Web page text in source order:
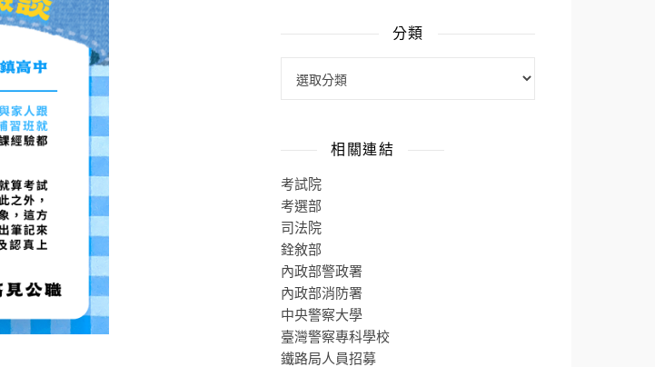
分類
相關連結
考試院
考選部
司法院
銓敘部
內政部警政署
內政部消防署
中央警察大學
臺灣警察專科學校
鐵路局人員招募